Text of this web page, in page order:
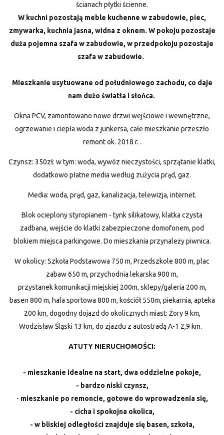
ścianach płytki ścienne.
W kuchni pozostają meble kuchenne w zabudowie, piec,
zmywarka, kuchnia jasna, widna z oknem. W pokoju pozostaje
duża pojemna szafa w zabudowie, w przedpokoju pozostaje
szafa w zabudowie.
Mieszkanie usytuowane od południowego zachodu, co daje
nam dużo światła i słońca.
Okna PCV, zamontowano nowe drzwi wejściowe i wewnętrzne,
ogrzewanie i ciepła woda z junkersa, całe mieszkanie przeszło
remont ok. 2018 r. .
Czynsz: 350zł: w tym: woda, wywóz nieczystości, sprzątanie klatki,
dodatkowo płatne media według zużycia prąd, gaz.
Media: woda, prąd, gaz, kanalizacja, telewizja, internet.
Blok ocieplony styropianem - tynk silikatowy, klatka czysta
zadbana, wejście do klatki zabezpieczone domofonem, pod
blokiem miejsca parkingowe. Do mieszkania przynależy piwnica.
W okolicy: Szkoła Podstawowa 750 m, Przedszkole 800 m, plac
zabaw 650 m, przychodnia lekarska 900 m,
przystanek komunikacji miejskiej 200m, sklepy/galeria 200 m,
basen 800 m, hala sportowa 800 m, kościół 550m, piekarnia, apteka
200 km, dogodny dojazd do okolicznych miast: Żory 9 km,
Wodzisław Śląski 13 km, do zjazdu z autostradą A-1 2,9 km.
ATUTY NIERUCHOMOŚCI:
- mieszkanie idealne na start, dwa oddzielne pokoje,
- bardzo niski czynsz,
- mieszkanie po remoncie, gotowe do wprowadzenia się,
- cicha i spokojna okolica,
- w bliskiej odległości znajduje się basen, szkoła,